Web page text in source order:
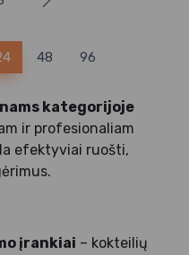
48 96
kategorijoje
ir profesionaliam
efektyviai ruošti,
įrankiai – kokteilių